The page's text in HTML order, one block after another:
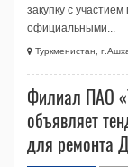
закупку с
официальными...
Туркменистан,
Филиал ПАО
объявляет
для ремонта